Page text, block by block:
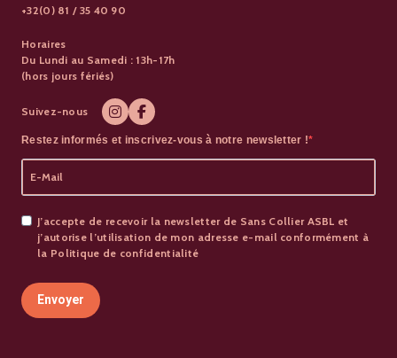
+32(0) 81 / 35 40 90
Horaires
Du Lundi au Samedi : 13h-17h
(hors jours fériés)
Suivez-nous
Restez informés et inscrivez-vous à notre newsletter !
J’accepte de recevoir la newsletter de Sans Collier ASBL et
j’autorise l’utilisation de mon adresse e-mail conformément à
la Politique de confidentialité
Envoyer